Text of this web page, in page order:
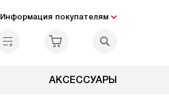
Информация покупателям
АКСЕССУАРЫ